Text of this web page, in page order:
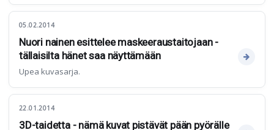
05.02.2014
Nuori nainen esittelee maskeeraustaitojaan -
tällaisilta hänet saa näyttämään
Upea kuvasarja.
22.01.2014
3D-taidetta - nämä kuvat pistävät pään pyörälle